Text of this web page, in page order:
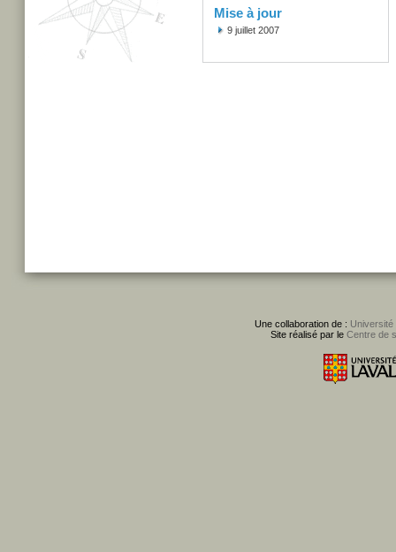
Mise à jour
9 juillet 2007
Une collaboration de : Université
Site réalisé par le Centre de